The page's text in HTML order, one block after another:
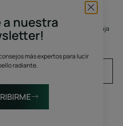
a nuestra
más expertos para lucir
radiante.
newsletter
newsletter. Puede darse de baja
momento.
electrónico